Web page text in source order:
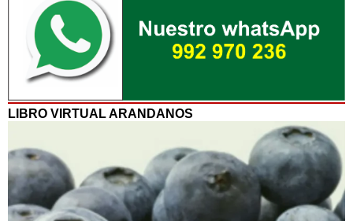
LIBRO VIRTUAL ARANDANOS